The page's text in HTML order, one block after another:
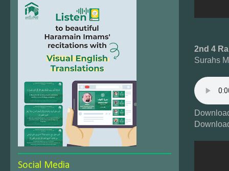
2nd 4
Surahs
Social Media